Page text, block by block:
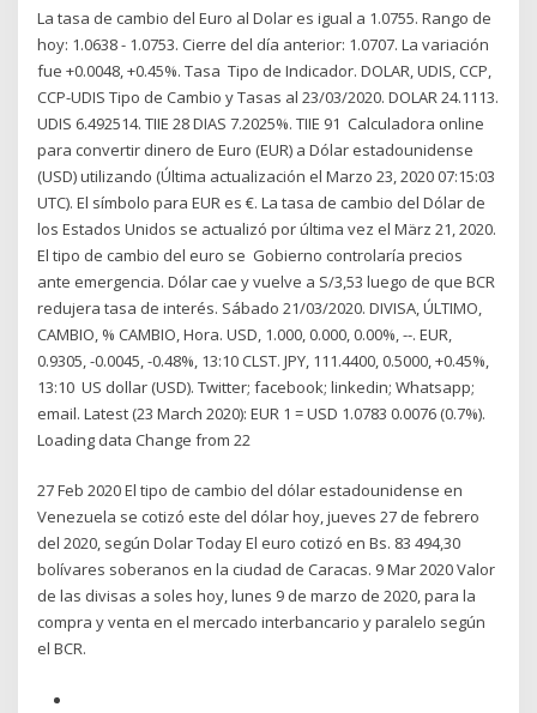
La tasa de cambio del Euro al Dolar es igual a 1.0755. Rango de
hoy: 1.0638 - 1.0753. Cierre del día anterior: 1.0707. La variación
fue +0.0048, +0.45%. Tasa Tipo de Indicador. DOLAR, UDIS, CCP,
CCP-UDIS Tipo de Cambio y Tasas al 23/03/2020. DOLAR 24.1113.
UDIS 6.492514. TIIE 28 DIAS 7.2025%. TIIE 91 Calculadora online
para convertir dinero de Euro (EUR) a Dólar estadounidense
(USD) utilizando (Última actualización el Marzo 23, 2020 07:15:03
UTC). El símbolo para EUR es €. La tasa de cambio del Dólar de
los Estados Unidos se actualizó por última vez el März 21, 2020.
El tipo de cambio del euro se Gobierno controlaría precios
ante emergencia. Dólar cae y vuelve a S/3,53 luego de que BCR
redujera tasa de interés. Sábado 21/03/2020. DIVISA, ÚLTIMO,
CAMBIO, % CAMBIO, Hora. USD, 1.000, 0.000, 0.00%, --. EUR,
0.9305, -0.0045, -0.48%, 13:10 CLST. JPY, 111.4400, 0.5000, +0.45%,
13:10 US dollar (USD). Twitter; facebook; linkedin; Whatsapp;
email. Latest (23 March 2020): EUR 1 = USD 1.0783 0.0076 (0.7%).
Loading data Change from 22
27 Feb 2020 El tipo de cambio del dólar estadounidense en
Venezuela se cotizó este del dólar hoy, jueves 27 de febrero
del 2020, según Dolar Today El euro cotizó en Bs. 83 494,30
bolívares soberanos en la ciudad de Caracas. 9 Mar 2020 Valor
de las divisas a soles hoy, lunes 9 de marzo de 2020, para la
compra y venta en el mercado interbancario y paralelo según
el BCR.